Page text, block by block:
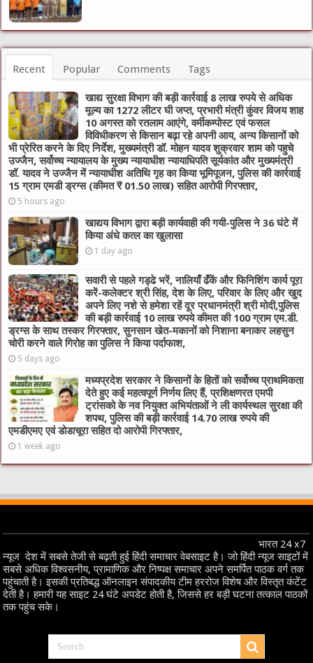
Recent Popular Comments Tags
खाद्य सुरक्षा विभाग की बड़ी कार्रवाई 8 लाख रुपये से अधिक
मूल्य का 1272 लीटर घी जप्त, प्रभारी मंत्री कुंवर विजय शाह
10 अगस्त को रतलाम आएंगे, वर्मीकम्पोस्ट एवं फसल
विविधीकरण से किसान बढ़ा रहे अपनी आय, अन्य किसानों को
भी प्रेरित करने के दिए निर्देश, मुख्यमंत्री डॉ. मोहन यादव शुक्रवार शाम को पहुचे
उज्जैन, सर्वोच्च न्यायालय के मुख्‍य न्‍यायाधीश न्यायाधिपति सूर्यकांत और मुख्यमंत्री
डॉ. यादव ने उज्जैन में न्यायाधीश अतिथि गृह का किया भूमिपूजन, पुलिस की कार्रवाई
15 ग्राम एमडी ड्रग्स (कीमत ₹ 01.50 लाख) सहित आरोपी गिरफ्तार,
5 hours ago
खाद्यय विभाग द्वारा बड़ी कार्यवाही की गयी-पुलिस ने 36 घंटे में
किया अंधे कत्ल का खुलासा
1 day ago
सवारी से पहले गड्ढे भरें, नालियाँ ढँकें और फिनिशिंग कार्य पूरा
करें-कलेक्टर श्री सिंह, देश के लिए, परिवार के लिए और खुद
अपने लिए नशे से हमेशा रहें दूर प्रधानमंत्री श्री मोदी,पुलिस
की बड़ी कार्रवाई 10 लाख रुपये कीमत की 100 ग्राम एम.डी.
ड्रग्स के साथ तस्कर गिरफ्तार, सुनसान खेत-मकानों को निशाना बनाकर लहसुन
चोरी करने वाले गिरोह का पुलिस ने किया पर्दाफाश,
5 days ago
मध्यप्रदेश सरकार ने किसानों के हितों को सर्वोच्च प्राथमिकता
देते हुए कई महत्वपूर्ण निर्णय लिए हैं, प्रशिक्षणरत एमपी
ट्रांसको के नव नियुक्त अभियंताओं ने ली कार्यस्थल सुरक्षा की
शपथ, पुलिस की बड़ी कार्रवाई 14.70 लाख रुपये की
एमडीएमए एवं डोडाचूरा सहित दो आरोपी गिरफ्तार,
1 week ago
भारत 24 x7
न्यूज देश में सबसे तेजी से बढ़ती हुई हिंदी समाचार वेबसाइट है। जो हिंदी न्यूज साइटों में
सबसे अधिक विश्वसनीय, प्रामाणिक और निष्पक्ष समाचार अपने समर्पित पाठक वर्ग तक
पहुंचाती है। इसकी प्रतिबद्ध ऑनलाइन संपादकीय टीम हररोज विशेष और विस्तृत कंटेंट
देती है। हमारी यह साइट 24 घंटे अपडेट होती है, जिससे हर बड़ी घटना तत्काल पाठकों
तक पहुंच सके।